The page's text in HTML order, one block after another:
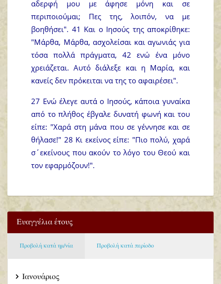
αδερφή μου με άφησε μόνη και σε
περιποιούμαι; Πες της, λοιπόν, να με
βοηθήσει". 41 Και ο Ιησούς της αποκρίθηκε:
"Μάρθα, Μάρθα, ασχολείσαι και αγωνιάς για
τόσα πολλά πράγματα, 42 ενώ ένα μόνο
χρειάζεται. Αυτό διάλεξε και η Μαρία, και
κανείς δεν πρόκειται να της το αφαιρέσει".
27 Ενώ έλεγε αυτά ο Ιησούς, κάποια γυναίκα
από το πλήθος έβγαλε δυνατή φωνή και του
είπε: "Χαρά στη μάνα που σε γέννησε και σε
θήλασε!" 28 Κι εκείνος είπε: "Πιο πολύ, χαρά
σ΄εκείνους που ακούν το λόγο του Θεού και
τον εφαρμόζουν!".
Ευαγγέλια έτους
Προβολή κατά ημ/νία Προβολή κατά περίοδο
Ιανουάριος